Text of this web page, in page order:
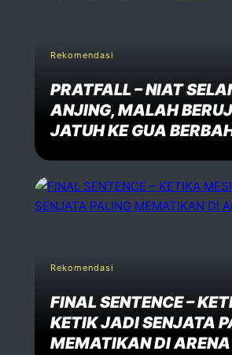
Rekomendasi
PRATFALL – NIAT
ANJING, MALAH
JATUH KE GUA
Rekomendasi
FINAL SENTENCE –
KETIK JADI SENJATA
MEMATIKAN DI ARENA